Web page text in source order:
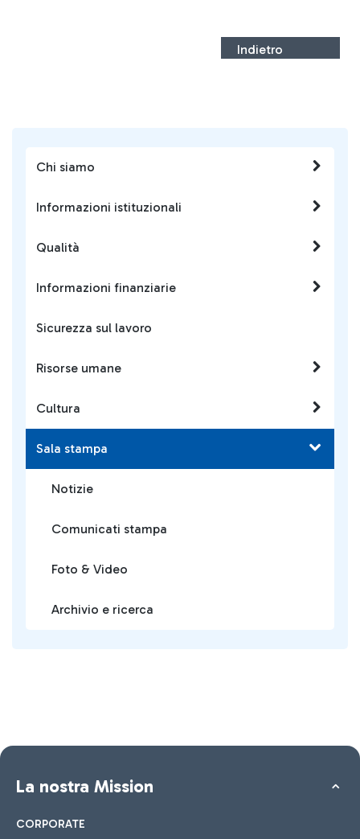
Chi siamo
Informazioni istituzionali
Qualità
Informazioni finanziarie
Sicurezza sul lavoro
Risorse umane
Cultura
Sala stampa
Notizie
Comunicati stampa
Foto & Video
Archivio e ricerca
Indietro
La nostra Mission
CORPORATE